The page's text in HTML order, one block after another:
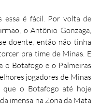
essa é fácil. Por volta de
o Antônio Gonzaga,
doente, então não tinha
pra time de Minas. E
o Botafogo e o Palmeiras
jogadores de Minas
que o Botafogo até hoje
imensa na Zona da Mata